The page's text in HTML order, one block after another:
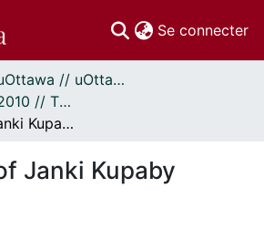
Se connecter
Thèses uOttawa // uOttawa Theses
Thèses, 1910 - 2010 // Theses, 1910 - 2010
The Lyrics of Janki Kupaby
Janki Kupaby